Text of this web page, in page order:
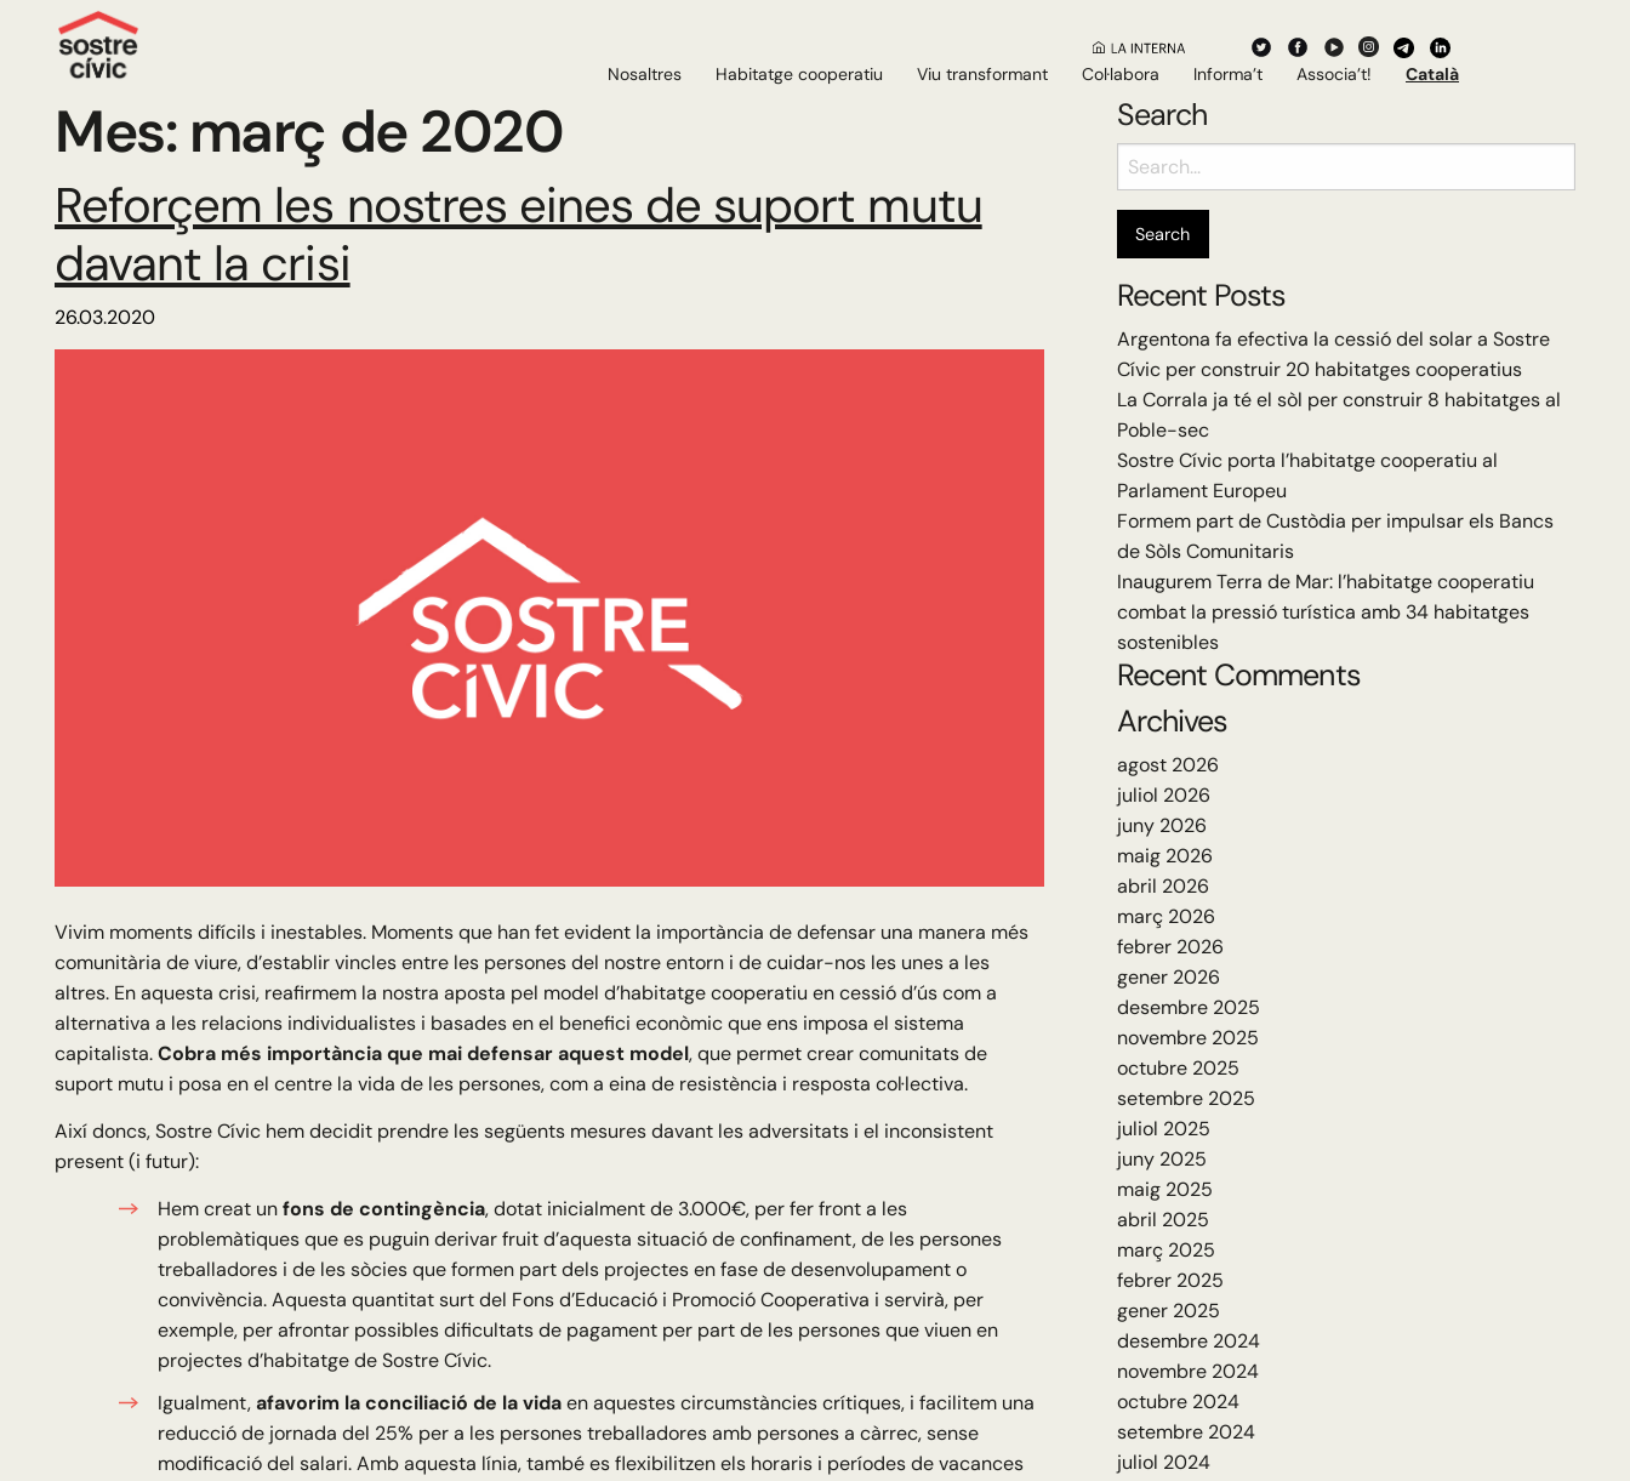
Nosaltres Habitatge cooperatiu Viu transformant Col·labora Informa’t Associa’t! Català
Mes: març de 2020
Reforçem les nostres eines de suport mutu
davant la crisi
26.03.2020
Vivim moments difícils i inestables. Moments que han fet evident la importància de defensar una manera més
comunitària de viure, d’establir vincles entre les persones del nostre entorn i de cuidar-nos les unes a les
altres. En aquesta crisi, reafirmem la nostra aposta pel model d’habitatge cooperatiu en cessió d’ús com a
alternativa a les relacions individualistes i basades en el benefici econòmic que ens imposa el sistema
capitalista.Cobra més importància que mai defensar aquest model, que permet crear comunitats de
suport mutu i posa en el centre la vida de les persones, com a eina de resistència i resposta col·lectiva.
Així doncs, Sostre Cívic hem decidit prendre les següents mesures davant les adversitats i el inconsistent
present (i futur):
Hem creat unfons de contingència, dotat inicialment de 3.000€, per fer front a les
problemàtiques que es puguin derivar fruit d’aquesta situació de confinament, de les persones
treballadores i de les sòcies que formen part dels projectes en fase de desenvolupament o
convivència. Aquesta quantitat surt del Fons d’Educació i Promoció Cooperativa i servirà, per
exemple, per afrontar possibles dificultats de pagament per part de les persones que viuen en
projectes d’habitatge de Sostre Cívic.
Igualment,afavorim la conciliació de la vidaen aquestes circumstàncies crítiques, i facilitem una
reducció de jornada del 25% per a les persones treballadores amb persones a càrrec, sense
modificació del salari. Amb aquesta línia, també es flexibilitzen els horaris i períodes de vacances
Search
Search
for:
Recent Posts
Argentona fa efectiva la cessió del solar a Sostre
Cívic per construir 20 habitatges cooperatius
La Corrala ja té el sòl per construir 8 habitatges al
Poble-sec
Sostre Cívic porta l’habitatge cooperatiu al
Parlament Europeu
Formem part de Custòdia per impulsar els Bancs
de Sòls Comunitaris
Inaugurem Terra de Mar: l’habitatge cooperatiu
combat la pressió turística amb 34 habitatges
sostenibles
Recent Comments
Archives
agost 2026
juliol 2026
juny 2026
maig 2026
abril 2026
març 2026
febrer 2026
gener 2026
desembre 2025
novembre 2025
octubre 2025
setembre 2025
juliol 2025
juny 2025
maig 2025
abril 2025
març 2025
febrer 2025
gener 2025
desembre 2024
novembre 2024
octubre 2024
setembre 2024
juliol 2024